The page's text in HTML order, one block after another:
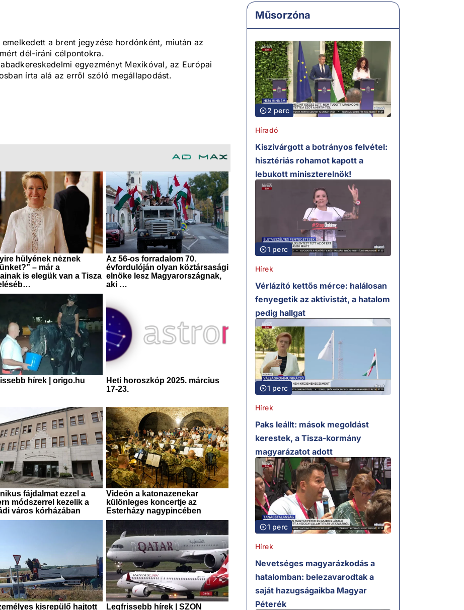
a brent jegyzése hordónként, miután az
dél-iráni célpontokra.
egyezményt Mexikóval, az Európai
írta alá az erről szóló megállapodást.
Műsorzóna
2 perc
Híradó
Kiszivárgott a botrányos felvétel:
hisztériás rohamot kapott a
lebukott miniszterelnök!
1 perc
Hírek
Vérlázító kettős mérce: halálosan
fenyegetik az aktivistát, a hatalom
pedig hallgat
1 perc
Hírek
Paks leállt: mások megoldást
kerestek, a Tisza-kormány
magyarázatot adott
1 perc
Hírek
Nevetséges magyarázkodás a
hatalomban: belezavarodtak a
saját hazugságaikba Magyar
Péterék